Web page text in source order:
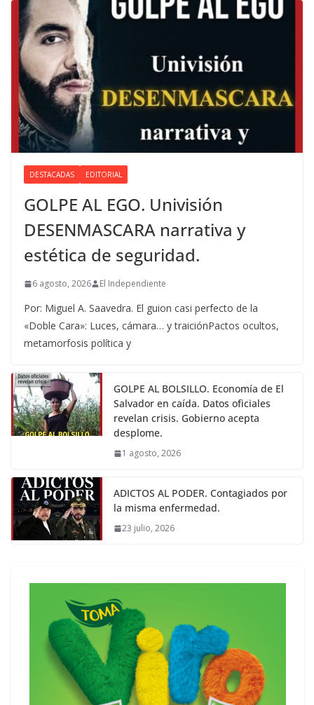
DESTACADAS EDITORIAL
GOLPE AL EGO. Univisión
DESENMASCARA narrativa y
estética de seguridad.
6 agosto, 2026 El Independiente
Por: Miguel A. Saavedra. El guion casi perfecto de la
«Doble Cara»: Luces, cámara… y traiciónPactos ocultos,
metamorfosis política y
GOLPE AL BOLSILLO. Economía de El
Salvador en caída. Datos oficiales
revelan crisis. Gobierno acepta
desplome.
1 agosto, 2026
ADICTOS AL PODER. Contagiados por
la misma enfermedad.
23 julio, 2026